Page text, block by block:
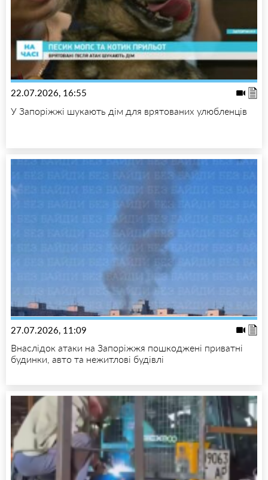
22.07.2026, 16:55
У Запоріжжі шукають дім для врятованих улюбленців
27.07.2026, 11:09
Внаслідок атаки на Запоріжжя пошкоджені приватні
будинки, авто та нежитлові будівлі